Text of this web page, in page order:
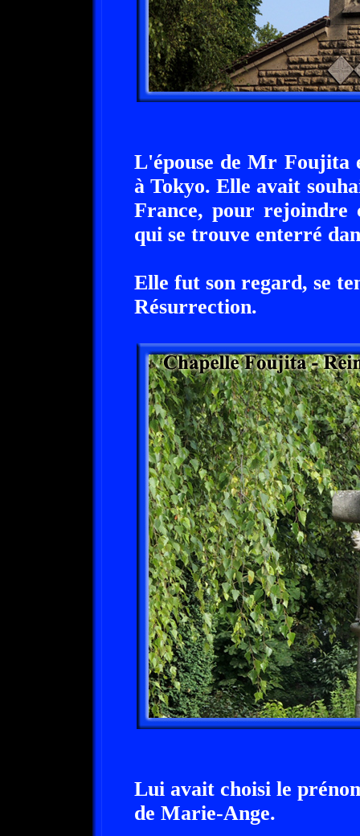
L'épouse de Mr Foujita
à Tokyo. Elle avait
France, pour rejoindre
qui se trouve enterré
Elle fut son regard, se
Résurrection.
Lui avait choisi le
de Marie-Ange.